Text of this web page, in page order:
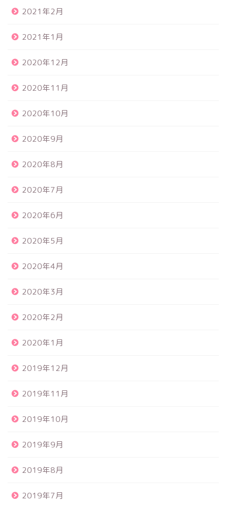
2021年2月
2021年1月
2020年12月
2020年11月
2020年10月
2020年9月
2020年8月
2020年7月
2020年6月
2020年5月
2020年4月
2020年3月
2020年2月
2020年1月
2019年12月
2019年11月
2019年10月
2019年9月
2019年8月
2019年7月